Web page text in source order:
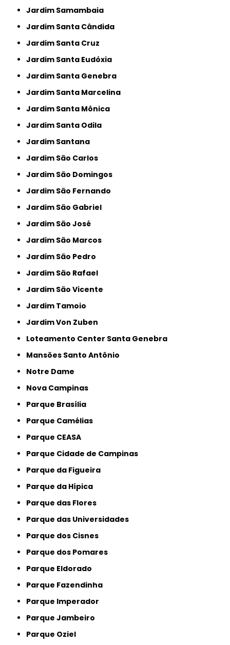
Jardim Samambaia
Jardim Santa Cândida
Jardim Santa Cruz
Jardim Santa Eudóxia
Jardim Santa Genebra
Jardim Santa Marcelina
Jardim Santa Mônica
Jardim Santa Odila
Jardim Santana
Jardim São Carlos
Jardim São Domingos
Jardim São Fernando
Jardim São Gabriel
Jardim São José
Jardim São Marcos
Jardim São Pedro
Jardim São Rafael
Jardim São Vicente
Jardim Tamoio
Jardim Von Zuben
Loteamento Center Santa Genebra
Mansões Santo Antônio
Notre Dame
Nova Campinas
Parque Brasília
Parque Camélias
Parque CEASA
Parque Cidade de Campinas
Parque da Figueira
Parque da Hípica
Parque das Flores
Parque das Universidades
Parque dos Cisnes
Parque dos Pomares
Parque Eldorado
Parque Fazendinha
Parque Imperador
Parque Jambeiro
Parque Oziel